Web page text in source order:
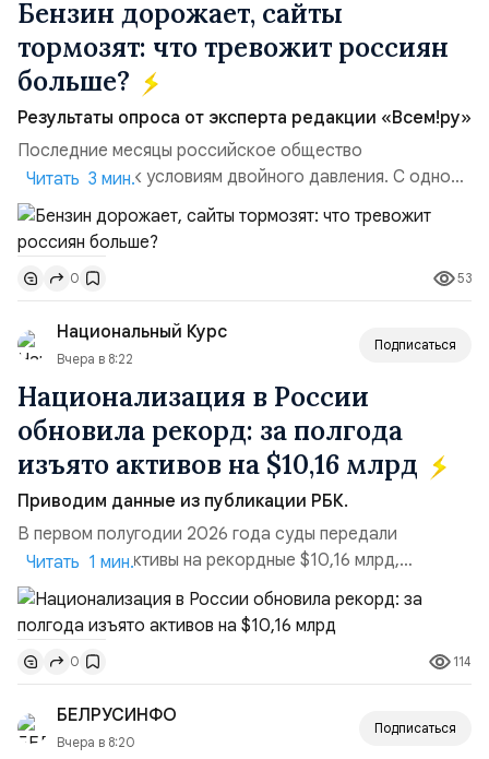
Бензин дорожает, сайты
тормозят: что тревожит россиян
больше?
Результаты опроса от эксперта редакции «Всем!ру»
Последние месяцы российское общество
адаптируется к условиям двойного давления. С одной
стороны, происходит рост цен на товары первой
необходимости, инфляция и локальные сбои в
поставках бензина. А с другой – технологическая
турбулентность: перебои в работе интернета,
блокировки сайтов, необходимость осваивать VPN и
российские платформы.Что из этого бье...
Читать 3 мин.
0 53
Национальный Курс
Вчера в 8:22
Подписаться
Национализация в России
обновила рекорд: за полгода
изъято активов на $10,16 млрд
Приводим данные из публикации РБК.
В первом полугодии 2026 года суды передали
государству активы на рекордные $10,16 млрд,
подсчитали аналитики AK&M. Это в 2,5 раза больше,
чем за аналогичный период 2025 года ($3,95 млрд).
Всего зафиксировано 15 национализационных
транзакций, которые обеспечили 42,2% денежного
объёма всего российского рынка слияний и
поглощений. Крупнейшей ...
Читать 1 мин.
0 114
БЕЛРУСИНФО
Вчера в 8:20
Подписаться